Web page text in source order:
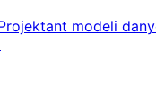
modeli